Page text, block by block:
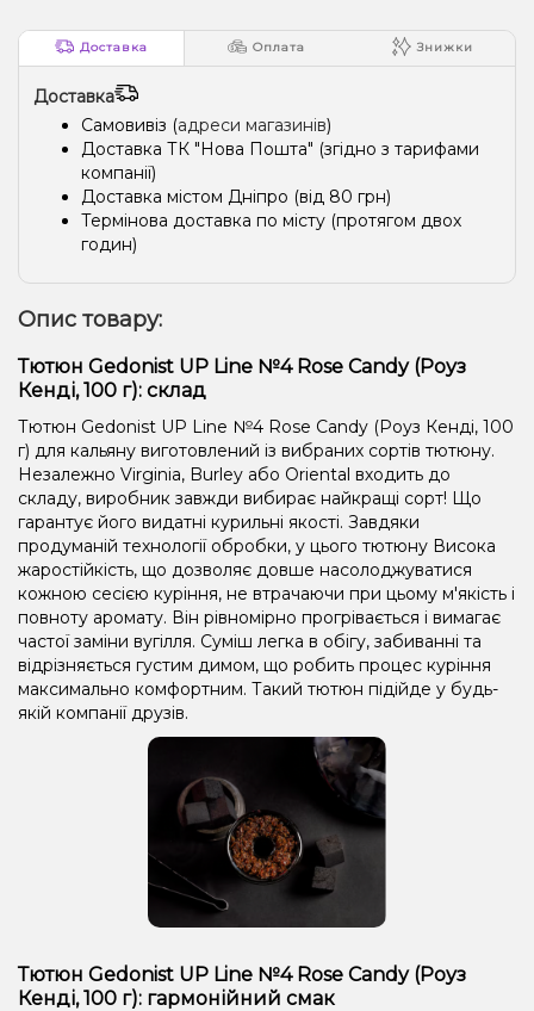
Доставка Оплата Знижки
Доставка
Самовивіз (адреси магазинів)
Доставка ТК "Нова Пошта" (згідно з тарифами
компанії)
Доставка містом Дніпро (від 80 грн)
Термінова доставка по місту (протягом двох
годин)
Опис товару:
Тютюн Gedonist UP Line №4 Rose Candy (Роуз
Кенді, 100 г): склад
Тютюн Gedonist UP Line №4 Rose Candy (Роуз Кенді, 100
г) для кальяну виготовлений із вибраних сортів тютюну.
Незалежно Virginia, Burley або Oriental входить до
складу, виробник завжди вибирає найкращі сорт! Що
гарантує його видатні курильні якості. Завдяки
продуманій технології обробки, у цього тютюну Висока
жаростійкість, що дозволяє довше насолоджуватися
кожною сесією куріння, не втрачаючи при цьому м'якість і
повноту аромату. Він рівномірно прогрівається і вимагає
частої заміни вугілля. Суміш легка в обігу, забиванні та
відрізняється густим димом, що робить процес куріння
максимально комфортним. Такий тютюн підійде у будь-
якій компанії друзів.
Тютюн Gedonist UP Line №4 Rose Candy (Роуз
Кенді, 100 г): гармонійний смак